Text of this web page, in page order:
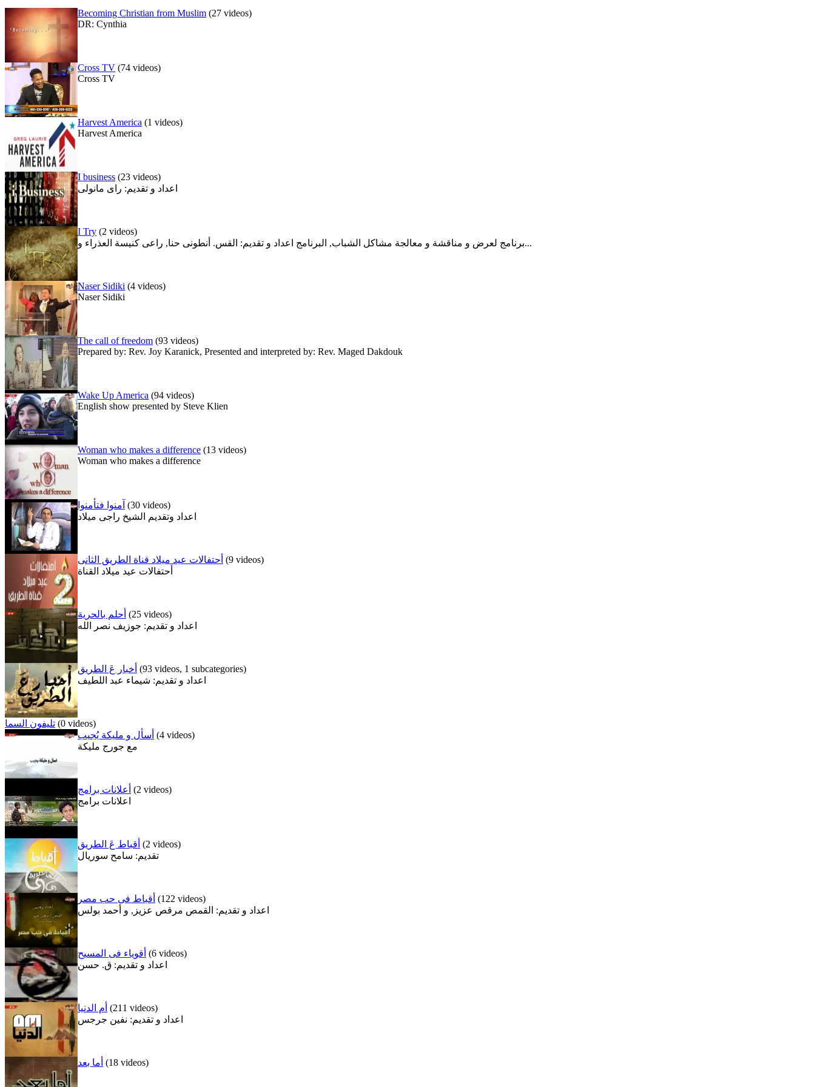
Becoming Christian from Muslim (27 videos)
DR: Cynthia
Cross TV (74 videos)
Cross TV
Harvest America (1 videos)
Harvest America
I business (23 videos)
اعداد و تقديم: راى مانولى
I Try (2 videos)
برنامج لعرض و مناقشة و معالجة مشاكل الشباب, البرنامج اعداد و تقديم: القس. أنطونى حنا, راعى كنيسة العذراء و...
Naser Sidiki (4 videos)
Naser Sidiki
The call of freedom (93 videos)
Prepared by: Rev. Joy Karanick, Presented and interpreted by: Rev. Maged Dakdouk
Wake Up America (94 videos)
English show presented by Steve Klien
Woman who makes a difference (13 videos)
Woman who makes a difference
آمنوا فتأمنوا
(30 videos)
اعداد وتقديم الشيخ راجى ميلاد
أحتفالات عيد ميلاد قناة الطريق الثانى
(9 videos)
أحتفالات عيد ميلاد القناة
أحلم بالحرية
(25 videos)
اعداد و تقديم: جوزيف نصر الله
أخبار عَ الطريق
(93 videos, 1 subcategories)
اعداد و تقديم: شيماء عبد اللطيف
تليفون السما
(0 videos)
أسأل و مليكة يُجيب
(4 videos)
مع جورج مليكة
أعلانات برامج
(2 videos)
اعلانات برامج
أقباط عَ الطريق
(2 videos)
تقديم: سامح سوريال
أقباط فى حب مصر
(122 videos)
اعداد و تقديم: القمص مرقص عزيز, و أحمد بولس
أقوياء فى المسيح
(6 videos)
اعداد و تقديم: ق. حسن
أم الدنيا
(211 videos)
اعداد و تقديم: نفين جرجس
أما بعد (18 videos)